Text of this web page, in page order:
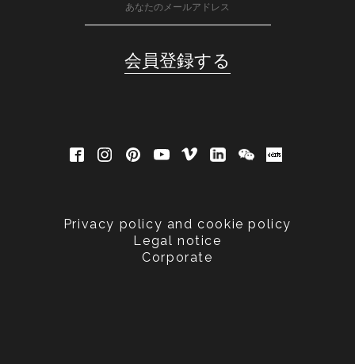
Privacy policy and cookie policy
Legal notice
Corporate